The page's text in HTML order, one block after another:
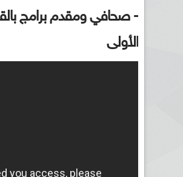
- صحافي ومقدم برامج
الأولى